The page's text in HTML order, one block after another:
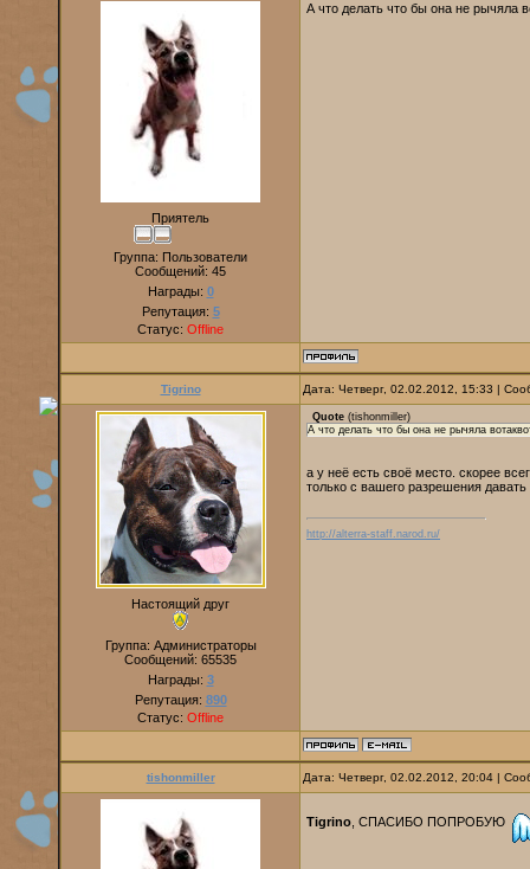
Приятель
Группа: Пользователи
Сообщений: 45
Награды: 0
Репутация: 5
Статус: Offline
А что делать что бы она не рычяла
Tigrino Дата: Четверг, 02.02.2012, 15:33 |
Настоящий друг
Группа: Администраторы
Сообщений: 65535
Награды: 3
Репутация: 890
Статус: Offline
Quote (tishonmiller)
А что делать что бы она не рычяла
а у неё есть своё место. скорее
только с вашего разрешения
http://alterra-staff.narod.ru/
tishonmiller Дата: Четверг, 02.02.2012, 20:04 |
Tigrino , СПАСИБО ПОПРОБУЮ